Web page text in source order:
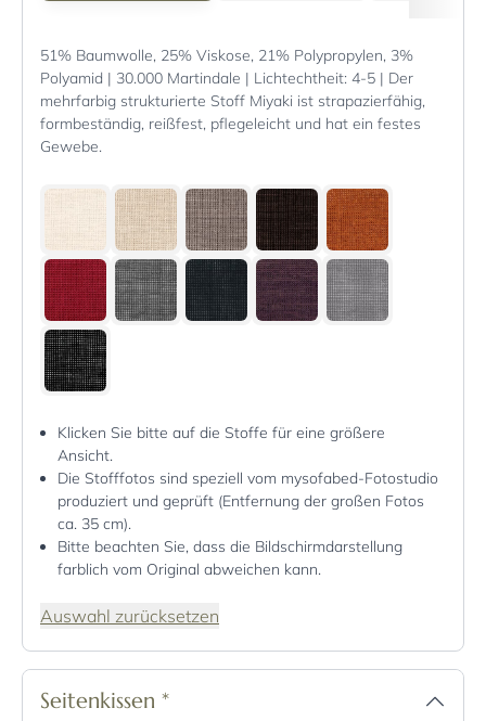
51% Baumwolle, 25% Viskose, 21% Polypropylen, 3%
Polyamid | 30.000 Martindale | Lichtechtheit: 4-5 | Der
mehrfarbig strukturierte Stoff Miyaki ist strapazierfähig,
formbeständig, reißfest, pflegeleicht und hat ein festes
Gewebe.
Klicken Sie bitte auf die Stoffe für eine größere
Ansicht.
Die Stofffotos sind speziell vom mysofabed-Fotostudio
produziert und geprüft (Entfernung der großen Fotos
ca. 35 cm).
Bitte beachten Sie, dass die Bildschirmdarstellung
farblich vom Original abweichen kann.
Auswahl zurücksetzen
Seitenkissen *